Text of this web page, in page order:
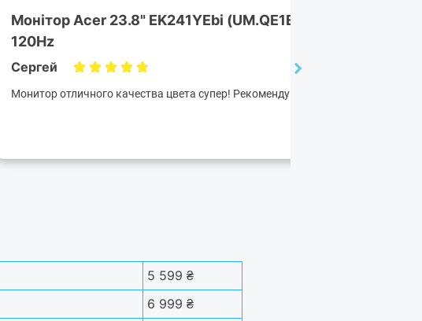
Монітор Acer 23.8" EK241YEbi (UM.QE1EE.G01) IPS Black
120Hz
Сергей
Монитор отличного качества цвета супер! Рекомендую данный магазин.
5 599 ₴
6 999 ₴